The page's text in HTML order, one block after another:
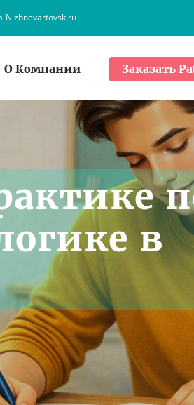
Nizhnevartovsk.ru
О Компании Заказать
в